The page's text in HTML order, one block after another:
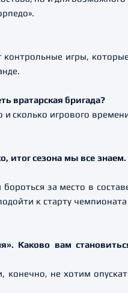
контрольные игры,
вратарская бригада?
сколько игрового
итог сезона мы все
за место в
к старту
Каково вам
не хотим